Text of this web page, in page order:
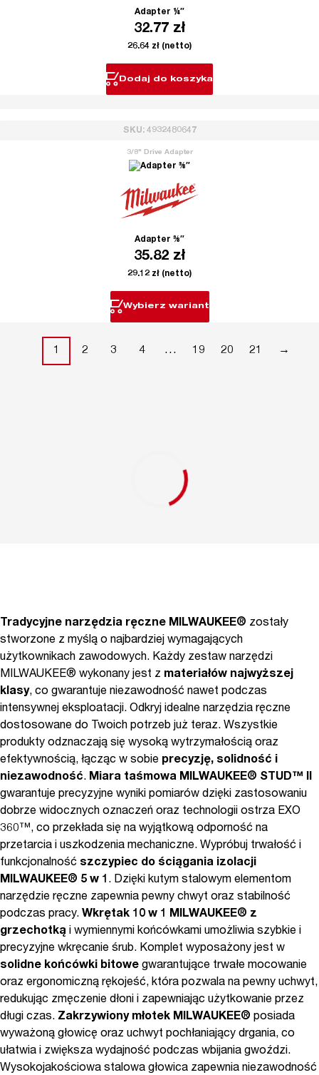
Adapter ¼″
32.77 zł
26.64 zł (netto)
Dodaj do koszyka
SKU: 4932480647
3/8" Drive Adapter
Adapter ⅜″
35.82 zł
29.12 zł (netto)
Wybierz wariant
1 2 3 4 … 19 20 21 →
Tradycyjne narzędzia ręczne MILWAUKEE® zostały
stworzone z myślą o najbardziej wymagających
użytkownikach zawodowych. Każdy zestaw narzędzi
MILWAUKEE® wykonany jest z materiałów najwyższej
klasy, co gwarantuje niezawodność nawet podczas
intensywnej eksploatacji. Odkryj idealne narzędzia ręczne
dostosowane do Twoich potrzeb już teraz. Wszystkie
produkty odznaczają się wysoką wytrzymałością oraz
efektywnością, łącząc w sobie precyzję, solidność i
niezawodność. Miara taśmowa MILWAUKEE® STUD™ II
gwarantuje precyzyjne wyniki pomiarów dzięki zastosowaniu
dobrze widocznych oznaczeń oraz technologii ostrza EXO
360™, co przekłada się na wyjątkową odporność na
przetarcia i uszkodzenia mechaniczne. Wypróbuj trwałość i
funkcjonalność szczypiec do ściągania izolacji
MILWAUKEE® 5 w 1 . Dzięki kutym stalowym elementom
narzędzie ręczne zapewnia pewny chwyt oraz stabilność
podczas pracy. Wkrętak 10 w 1 MILWAUKEE® z
grzechotką i wymiennymi końcówkami umożliwia szybkie i
precyzyjne wkręcanie śrub. Komplet wyposażony jest w
solidne końcówki bitowe gwarantujące trwałe mocowanie
oraz ergonomiczną rękojeść, która pozwala na pewny uchwyt,
redukując zmęczenie dłoni i zapewniając użytkowanie przez
długi czas. Zakrzywiony młotek MILWAUKEE® posiada
wyważoną głowicę oraz uchwyt pochłaniający drgania, co
ułatwia i zwiększa wydajność podczas wbijania gwoździ.
Wysokojakościowa stalowa głowica zapewnia niezawodność